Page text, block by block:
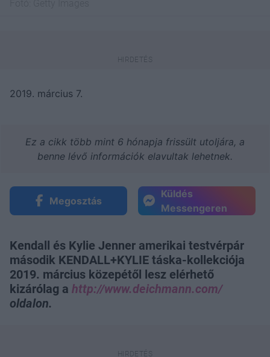
2019. március 7.
Ez a cikk több mint 6 hónapja frissült utoljára, a
benne lévő információk elavultak lehetnek.
Megosztás
Küldés
Messengeren
Kendall és Kylie Jenner amerikai testvérpár
második KENDALL+KYLIE táska-kollekciója
2019. március közepétől lesz elérhető
kizárólag a http://www.deichmann.com/
oldalon.